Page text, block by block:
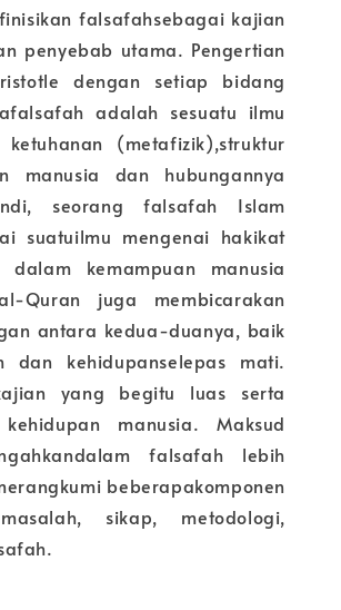
falsafahsebagai kajian
penyebab utama. Pengertian
dengan setiap bidang
adalah sesuatu ilmu
(metafizik),struktur
manusia dan hubungannya
seorang falsafah Islam
suatuilmu mengenai hakikat
kemampuan manusia
Quran juga membicarakan
antara kedua-duanya, baik
dan kehidupanselepas mati.
yang begitu luas serta
manusia. Maksud
falsafah lebih
beberapakomponen
sikap, metodologi,